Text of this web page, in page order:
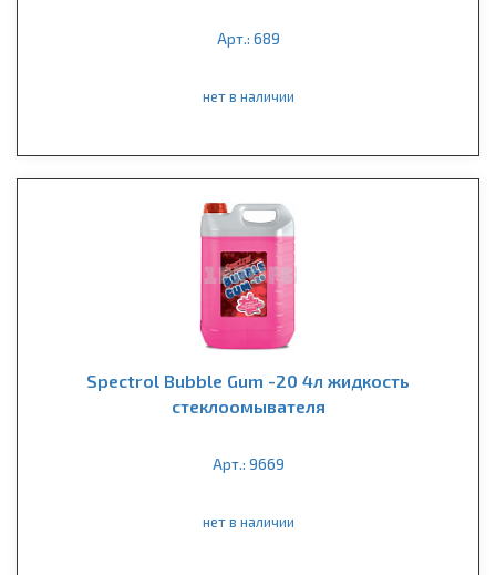
Арт.: 689
нет в наличии
Spectrol Bubble Gum -20 4л жидкость
стеклоомывателя
Арт.: 9669
нет в наличии